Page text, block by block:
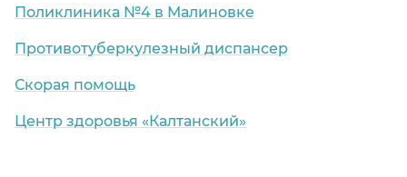
Поликлиника №4 в Малиновке
Противотуберкулезный диспансер
Скорая помощь
Центр здоровья «Калтанский»